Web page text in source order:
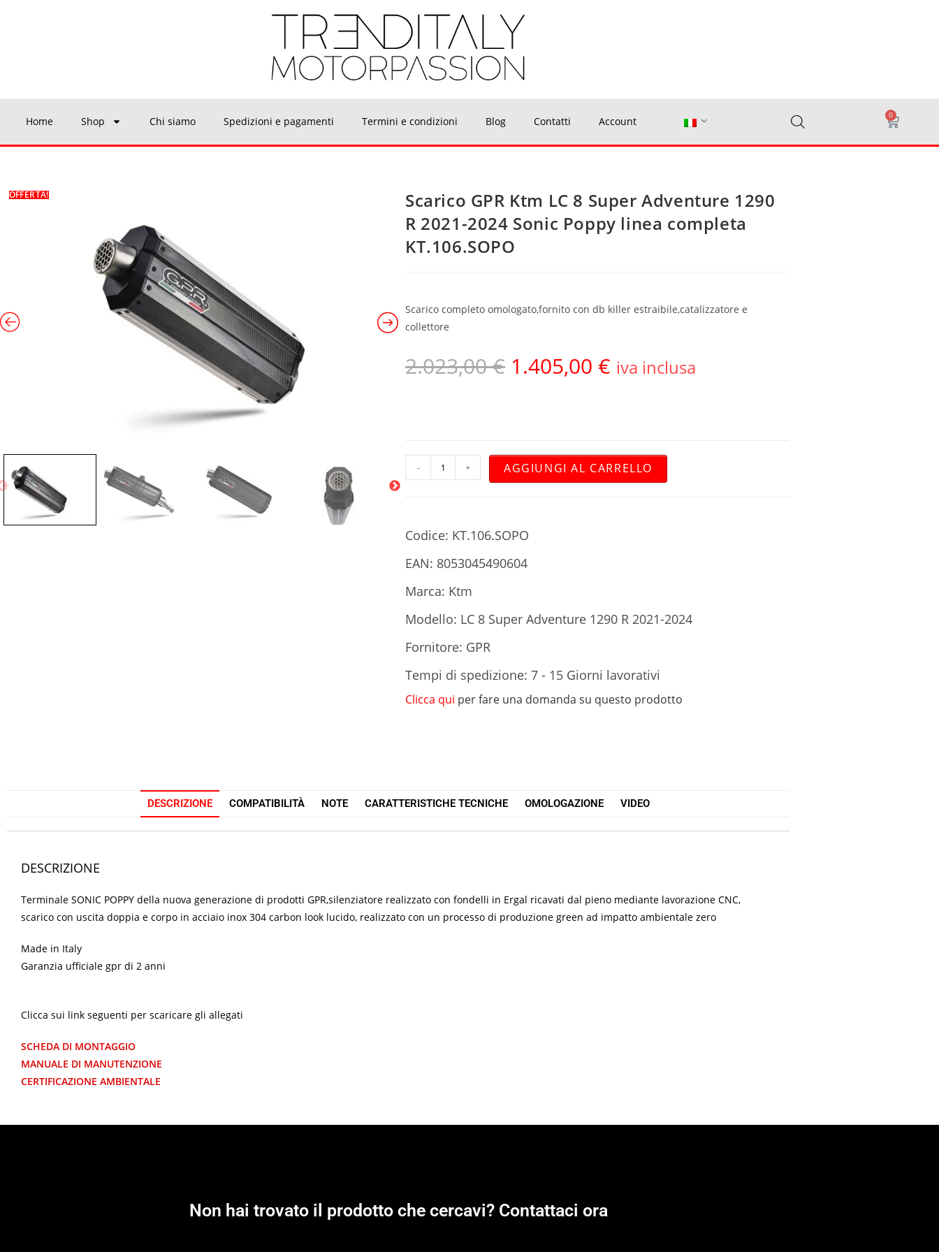
Home Shop Chi siamo Spedizioni e pagamenti Termini e condizioni Blog Contatti Account 0
OFFERTA!
Scarico GPR Ktm LC 8 Super Adventure 1290
R 2021-2024 Sonic Poppy linea completa
KT.106.SOPO
Scarico completo omologato,fornito con db killer estraibile,catalizzatore e
collettore
2.023,00€ 1.405,00 € iva inclusa
- + AGGIUNGI AL CARRELLO
Codice: KT.106.SOPO
EAN: 8053045490604
Marca: Ktm
Modello: LC 8 Super Adventure 1290 R 2021-2024
Fornitore: GPR
Tempi di spedizione: 7 - 15 Giorni lavorativi
Clicca qui per fare una domanda su questo prodotto
DESCRIZIONE COMPATIBILITÀ NOTE CARATTERISTICHE TECNICHE OMOLOGAZIONE VIDEO
DESCRIZIONE
Terminale SONIC POPPY della nuova generazione di prodotti GPR,silenziatore realizzato con fondelli in Ergal ricavati dal pieno mediante lavorazione CNC,
scarico con uscita doppia e corpo in acciaio inox 304 carbon look lucido, realizzato con un processo di produzione green ad impatto ambientale zero
Made in Italy
Garanzia ufficiale gpr di 2 anni
Clicca sui link seguenti per scaricare gli allegati
SCHEDA DI MONTAGGIO
MANUALE DI MANUTENZIONE
CERTIFICAZIONE AMBIENTALE
Non hai trovato il prodotto che cercavi? Contattaci ora